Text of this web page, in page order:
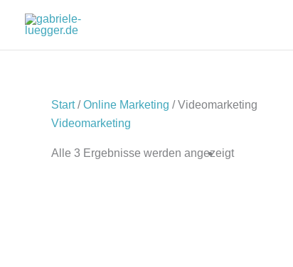
Inhalt
Start/Online Marketing / Videomarketing
Videomarketing
Alle 3 Ergebnisse werden angezeigt